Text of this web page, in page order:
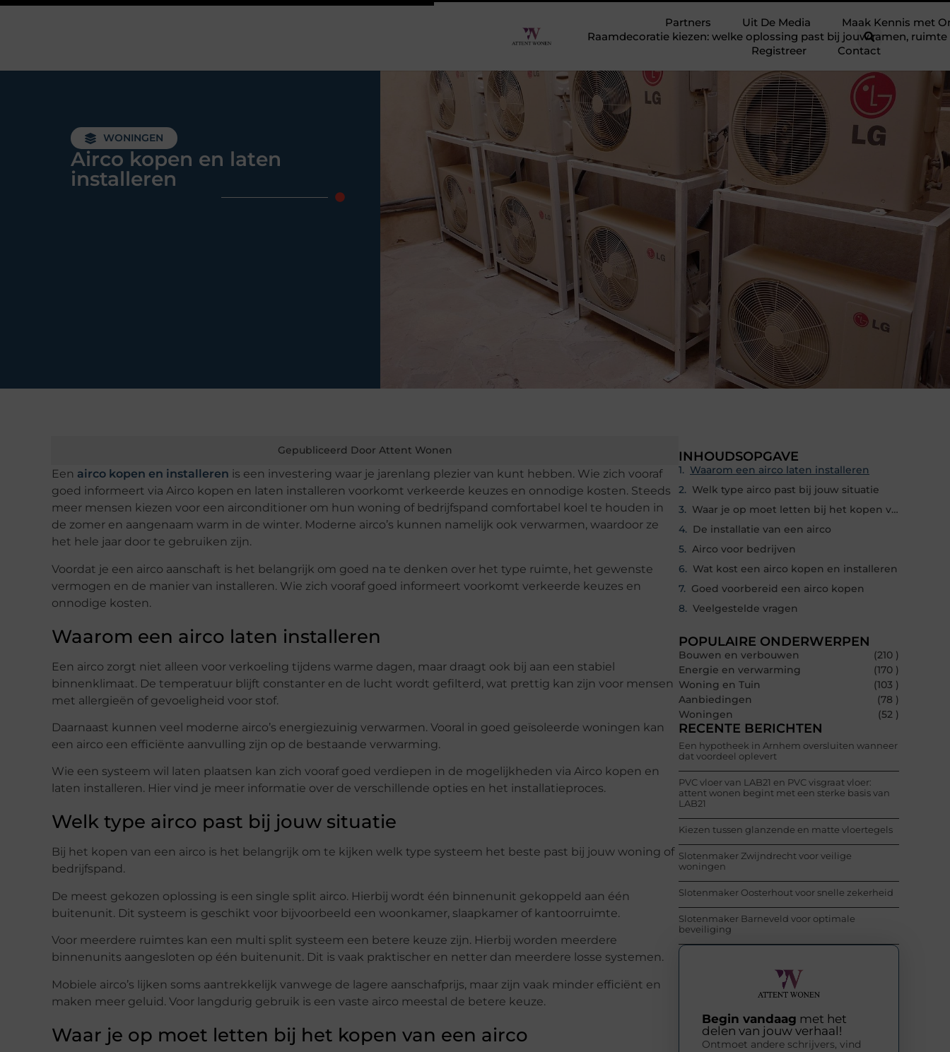
Partners Uit De Media
Maak Kennis met
Raamdecoratie kiezen: welke oplossing past bij jouw ramen,
Registreer
Contact
WONINGEN
Airco kopen en laten
installeren
Gepubliceerd Door Attent Wonen
Een airco kopen en installeren is een investering waar je jarenlang plezier van kunt hebben. Wie zich vooraf
goed informeert via Airco kopen en laten installeren voorkomt verkeerde keuzes en onnodige kosten. Steeds
meer mensen kiezen voor een airconditioner om hun woning of bedrijfspand comfortabel koel te houden in
de zomer en aangenaam warm in de winter. Moderne airco’s kunnen namelijk ook verwarmen, waardoor ze
het hele jaar door te gebruiken zijn.
Voordat je een airco aanschaft is het belangrijk om goed na te denken over het type ruimte, het gewenste
vermogen en de manier van installeren. Wie zich vooraf goed informeert voorkomt verkeerde keuzes en
onnodige kosten.
Waarom een airco laten installeren
Een airco zorgt niet alleen voor verkoeling tijdens warme dagen, maar draagt ook bij aan een stabiel
binnenklimaat. De temperatuur blijft constanter en de lucht wordt gefilterd, wat prettig kan zijn voor mensen
met allergieën of gevoeligheid voor stof.
Daarnaast kunnen veel moderne airco’s energiezuinig verwarmen. Vooral in goed geïsoleerde woningen kan
een airco een efficiënte aanvulling zijn op de bestaande verwarming.
Wie een systeem wil laten plaatsen kan zich vooraf goed verdiepen in de mogelijkheden via Airco kopen en
laten installeren. Hier vind je meer informatie over de verschillende opties en het installatieproces.
Welk type airco past bij jouw situatie
Bij het kopen van een airco is het belangrijk om te kijken welk type systeem het beste past bij jouw woning of
bedrijfspand.
De meest gekozen oplossing is een single split airco. Hierbij wordt één binnenunit gekoppeld aan één
buitenunit. Dit systeem is geschikt voor bijvoorbeeld een woonkamer, slaapkamer of kantoorruimte.
Voor meerdere ruimtes kan een multi split systeem een betere keuze zijn. Hierbij worden meerdere
binnenunits aangesloten op één buitenunit. Dit is vaak praktischer en netter dan meerdere losse systemen.
Mobiele airco’s lijken soms aantrekkelijk vanwege de lagere aanschafprijs, maar zijn vaak minder efficiënt en
maken meer geluid. Voor langdurig gebruik is een vaste airco meestal de betere keuze.
Waar je op moet letten bij het kopen van een airco
INHOUDSOPGAVE
Waarom een airco laten installeren
Welk type airco past bij jouw situatie
Waar je op moet letten bij het kopen van een airco
De installatie van een airco
Airco voor bedrijven
Wat kost een airco kopen en installeren
Goed voorbereid een airco kopen
Veelgestelde vragen
POPULAIRE ONDERWERPEN
Bouwen en verbouwen
(210 )
Energie en verwarming
(170 )
Woning en Tuin
(103 )
Aanbiedingen
(78 )
Woningen
(52 )
RECENTE BERICHTEN
Een hypotheek in Arnhem oversluiten wanneer
dat voordeel oplevert
PVC vloer van LAB21 en PVC visgraat vloer:
attent wonen begint met een sterke basis van
LAB21
Kiezen tussen glanzende en matte vloertegels
Slotenmaker Zwijndrecht voor veilige
woningen
Slotenmaker Oosterhout voor snelle zekerheid
Slotenmaker Barneveld voor optimale
beveiliging
Begin vandaag met het
delen van jouw verhaal!
Ontmoet andere schrijvers, vind